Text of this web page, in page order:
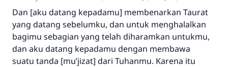
Dan [aku datang kepadamu] membenarkan Taurat
yang datang sebelumku, dan untuk menghalalkan
bagimu sebagian yang telah diharamkan untukmu,
dan aku datang kepadamu dengan membawa
suatu tanda [mu’jizat] dari Tuhanmu. Karena itu
Saham